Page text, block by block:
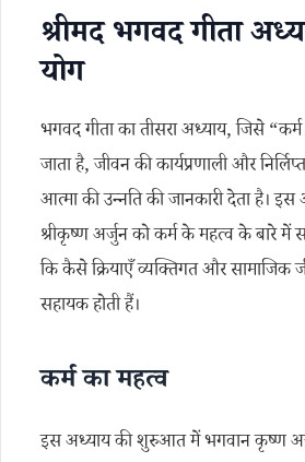
श्रीमद भगवद गीता
योग
भगवद गीता का तीसरा अध्याय, जिसे
जाता है, जीवन की कार्यप्रणाली और
आत्मा की उन्नति की जानकारी देता है।
श्रीकृष्ण अर्जुन को कर्म के महत्व के बारे
कि कैसे क्रियाएँ व्यक्तिगत और
सहायक होती हैं।
कर्म का महत्व
इस अध्याय की शुरुआत में भगवान कृष्ण